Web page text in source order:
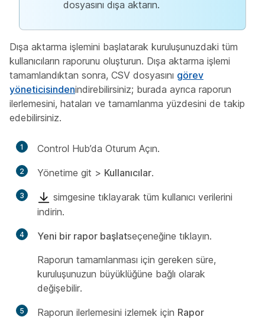
dosyasını dışa aktarın.
Dışa aktarma işlemini başlatarak kuruluşunuzdaki tüm
kullanıcıların raporunu oluşturun. Dışa aktarma işlemi
tamamlandıktan sonra, CSV dosyasını görev
yöneticisindenindirebilirsiniz; burada ayrıca raporun
ilerlemesini, hataları ve tamamlanma yüzdesini de takip
edebilirsiniz.
1 Control Hub’da Oturum Açın.
2 Yönetime git > Kullanıcılar.
3
simgesine tıklayarak tüm kullanıcı verilerini
indirin.
4 Yeni bir rapor başlatseçeneğine tıklayın.
Raporun tamamlanması için gereken süre,
kuruluşunuzun büyüklüğüne bağlı olarak
değişebilir.
5 Raporun ilerlemesini izlemek için Rapor